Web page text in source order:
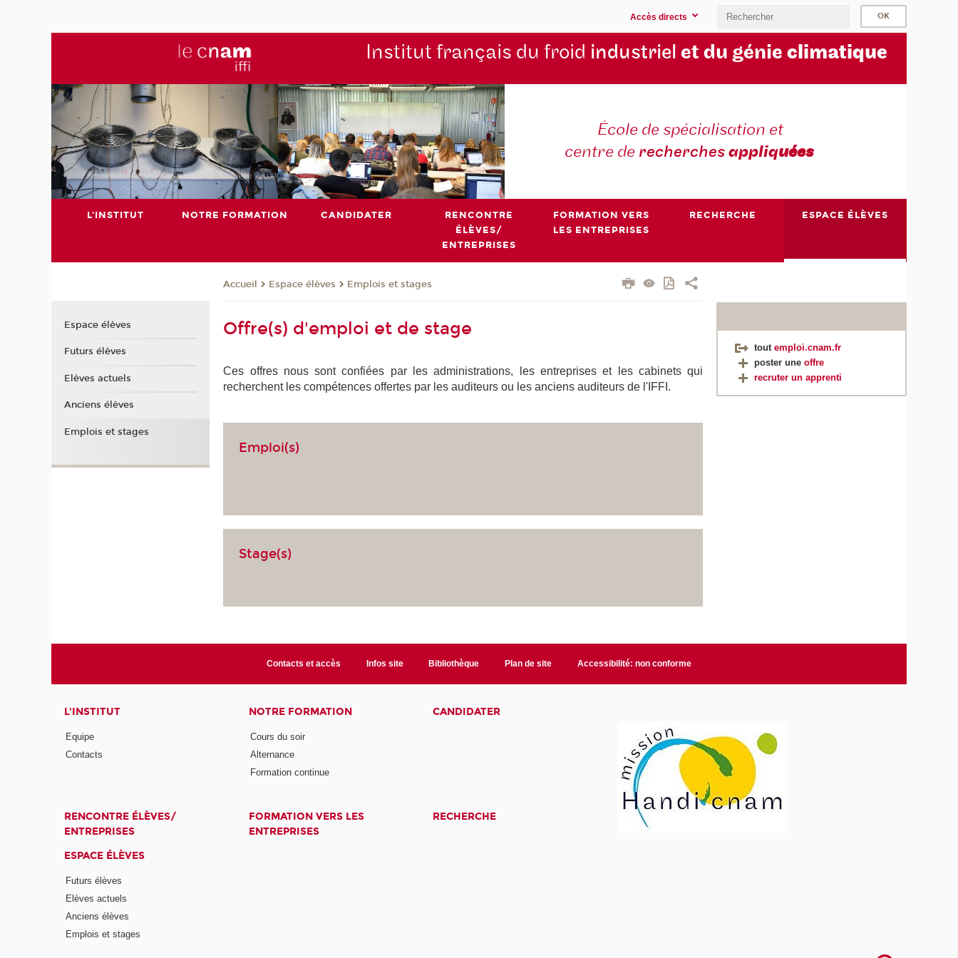
Accès directs
Institut français du froid industriel et du génie climatique
École de spécialisation et
centre de recherchesappliquées
L'INSTITUT NOTRE FORMATION CANDIDATER
RENCONTRE
ÉLÈVES/
ENTREPRISES
FORMATION VERS
LES ENTREPRISES
RECHERCHE ESPACE ÉLÈVES
Accueil Espace élèves Emplois et stages
Offre(s) d'emploi et de stage
Ces offres nous sont confiées par les administrations, les entreprises et les cabinets qui
recherchent les compétences offertes par les auditeurs ou les anciens auditeurs de l'IFFI.
Emploi(s)
Stage(s)
toutemploi.cnam.fr
poster uneoffre
recruter un apprenti
Espace élèves
Futurs élèves
Elèves actuels
Anciens élèves
Emplois et stages
Contacts et accès Infos site Bibliothèque Plan de site Accessibilité: non conforme
L'INSTITUT
Equipe
Contacts
NOTRE FORMATION
Cours du soir
Alternance
Formation continue
CANDIDATER
RENCONTRE ÉLÈVES/
ENTREPRISES
FORMATION VERS LES
ENTREPRISES
RECHERCHE
ESPACE ÉLÈVES
Futurs élèves
Elèves actuels
Anciens élèves
Emplois et stages